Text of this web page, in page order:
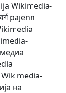
Wikimedia-
pajenn
Wikimedia-
на